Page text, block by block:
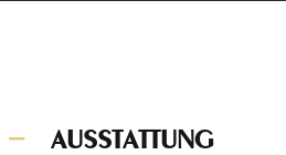
AUSSTATTUNG